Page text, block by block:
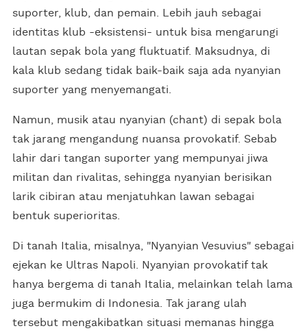
suporter, klub, dan pemain. Lebih jauh sebagai
identitas klub -eksistensi- untuk bisa mengarungi
lautan sepak bola yang fluktuatif. Maksudnya, di
kala klub sedang tidak baik-baik saja ada nyanyian
suporter yang menyemangati.
Namun, musik atau nyanyian (chant) di sepak bola
tak jarang mengandung nuansa provokatif. Sebab
lahir dari tangan suporter yang mempunyai jiwa
militan dan rivalitas, sehingga nyanyian berisikan
larik cibiran atau menjatuhkan lawan sebagai
bentuk superioritas.
Di tanah Italia, misalnya, "Nyanyian Vesuvius" sebagai
ejekan ke Ultras Napoli. Nyanyian provokatif tak
hanya bergema di tanah Italia, melainkan telah lama
juga bermukim di Indonesia. Tak jarang ulah
tersebut mengakibatkan situasi memanas hingga